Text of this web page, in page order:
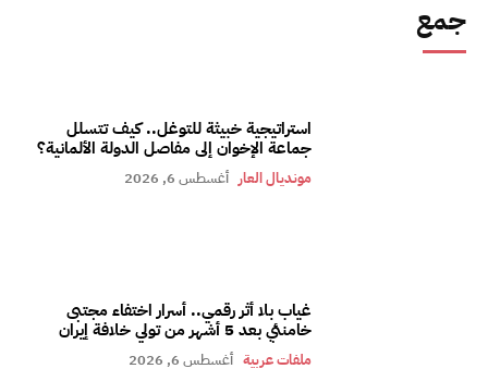
جمع
استراتيجية خبيثة للتوغل.. كيف تتسلل
جماعة الإخوان إلى مفاصل الدولة الألمانية؟
مونديال العار أغسطس 6, 2026
غياب بلا أثر رقمي.. أسرار اختفاء مجتبى
خامنئي بعد 5 أشهر من تولي خلافة إيران
ملفات عربية أغسطس 6, 2026